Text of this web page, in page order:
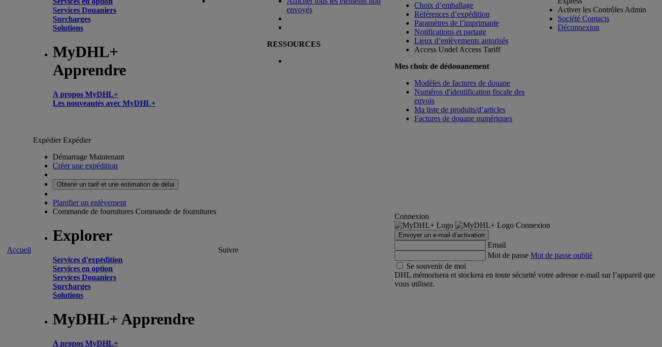
Services Douaniers
Surcharges
Solutions
MyDHL+
Apprendre
A propos MyDHL+
Les nouveautés avec MyDHL+
envoyés
RESSOURCES
Choix d’emballage
Références d’expédition
Paramètres de l’imprimante
Notifications et partage
Lieux d’enlèvements autorisés
Access Undel Access Tariff
Mes choix de dédouanement
Modèles de factures de douane
Numéros d'identification fiscale des
envois
Ma liste de produits/d’articles
Factures de douane numériques
Activer les Contrôles Admin
Société Contacts
Déconnexion
Accueil
ExpédierExpédier
Démarrage Maintenant
Créer une expédition
Obtenir un tarif et une estimation de délai
Planifier un enlèvement
Commande de fournitures Commande de fournitures
Explorer
Services d'expédition
Services en option
Services Douaniers
Surcharges
Solutions
MyDHL+ Apprendre
A propos MyDHL+
Suivre
Connexion
Connexion
Envoyer un e-mail d’activation
Email
Mot de passe Mot de passe oublié
Se souvenir de moi
DHL mémorisera et stockera en toute sécurité votre adresse e-mail sur l’appareil que
vous utilisez.